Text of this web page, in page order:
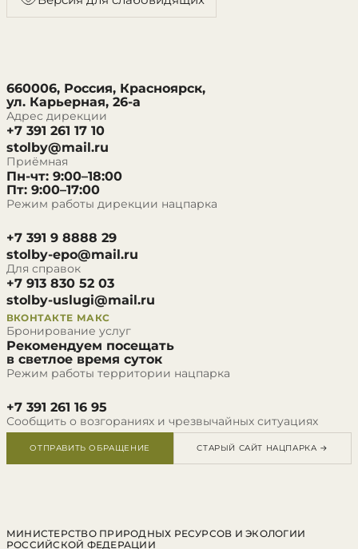
660006, Россия, Красноярск,
ул. Карьерная, 26-а
Адрес дирекции
+7 391 261 17 10
stolby@mail.ru
Приёмная
Пн-чт: 9:00–18:00
Пт: 9:00–17:00
Режим работы дирекции нацпарка
+7 391 9 8888 29
stolby-epo@mail.ru
Для справок
+7 913 830 52 03
stolby-uslugi@mail.ru
ВКОНТАКТЕ МАКС
Бронирование услуг
Рекомендуем посещать
в светлое время суток
Режим работы территории нацпарка
+7 391 261 16 95
Сообщить о возгораниях и чрезвычайных ситуациях
ОТПРАВИТЬ ОБРАЩЕНИЕ СТАРЫЙ САЙТ НАЦПАРКА →
МИНИСТЕРСТВО ПРИРОДНЫХ РЕСУРСОВ И ЭКОЛОГИИ
РОССИЙСКОЙ ФЕДЕРАЦИИ